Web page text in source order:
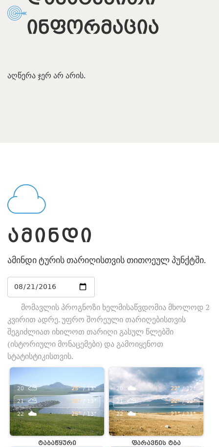
ᲘᲜᲤᲝᲠᲛᲐᲪᲘᲐ
აღწერა ჯერ არ არის.
ᲐᲛᲘᲜᲓᲘ
ამინდი ტურის თარიღისთვის თითოეულ პუნქტში.
მომავლის პროგნოზი ხელმისაწვდომია მხოლოდ 2
კვირით ადრე. უფრო შორეული თარიღებისთვის
შეგიძლიათ იხილოთ თარიღი გასულ წლებში
(ისტორიული მონაცემები) და გამოიყენოთ
სტატისტიკისთვის.
20 ⛅ 25°/ 13°
21 ⛅ 25° / 13°
22 ☁️ 25°/ 13°
ტაბაწყური
20 ☁️ 22°/ 12°
21 ⛅ 22°/ 12°
22 ☁️ 21°/ 11°
ფარავნის ტბა